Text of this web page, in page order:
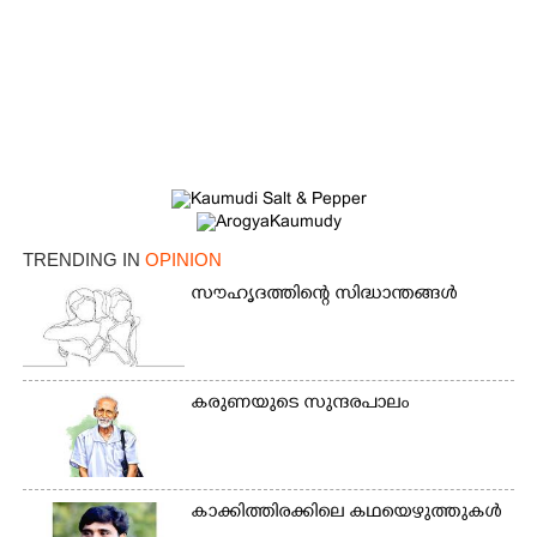
TRENDING IN OPINION
സൗഹൃദത്തിന്റെ സിദ്ധാന്തങ്ങൾ
കരുണയുടെ സുന്ദരപാലം
കാക്കിത്തിരക്കിലെ കഥയെഴുത്തുകൾ